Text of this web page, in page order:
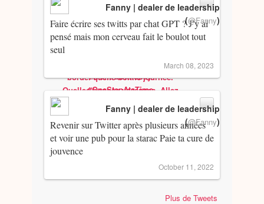
Faire écrire ses twitts par chat GPT ? J’y ai
pensé mais mon cerveau fait le boulot tout
seul
Fanny | dealer de leadership
(@Fanny)
March 08, 2023
Revenir sur Twitter après plusieurs années
et voir une pub pour la starac Paie ta cure de
jouvence
Fanny | dealer de leadership
(@Fanny)
October 11, 2022
Plus de Tweets